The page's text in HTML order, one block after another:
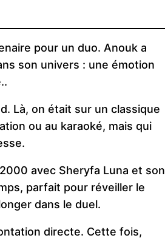
pour un duo. Anouk a
son univers : une émotion
Là, on était sur un classique
ou au karaoké, mais qui
avec Sheryfa Luna et son
parfait pour réveiller le
dans le duel.
directe. Cette fois,